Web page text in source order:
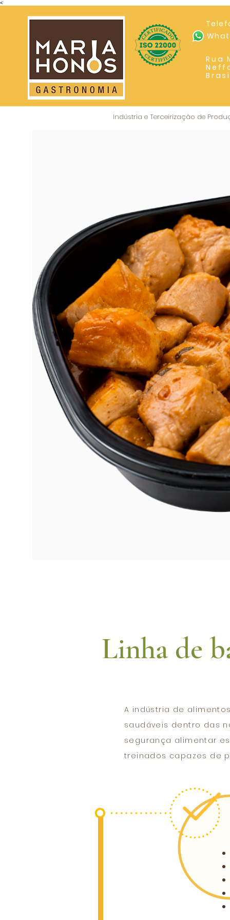
<
Rua
Indústria e Terceirização de
Linha de
A indústria de
saudáveis dentro das
segurança alimentar
treinados capazes de